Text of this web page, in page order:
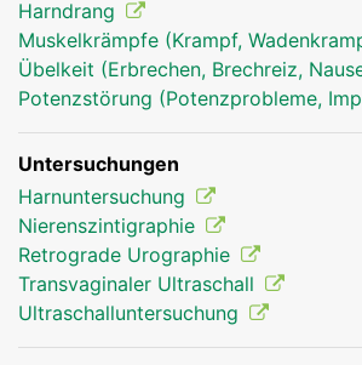
Harndrang
Muskelkrämpfe (Krampf,
Übelkeit (Erbrechen, Brechreiz,
Potenzstörung (Potenzprobleme,
Untersuchungen
Harnuntersuchung
Nierenszintigraphie
Retrograde Urographie
Transvaginaler Ultraschall
Ultraschalluntersuchung